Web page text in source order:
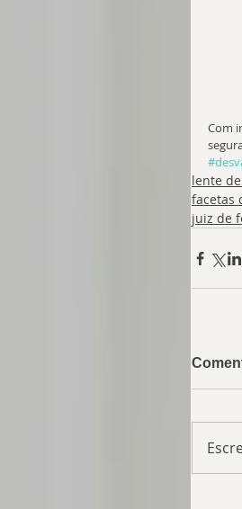
Com
lente
facetas
juiz de